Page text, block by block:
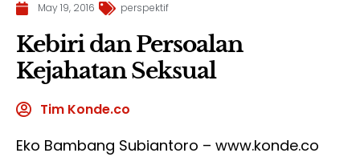
May 19, 2016 perspektif
Kebiri dan Persoalan
Kejahatan Seksual
Tim Konde.co
Eko Bambang Subiantoro – www.konde.co